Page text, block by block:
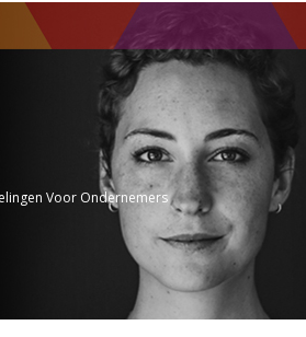
Voor Ondernemers